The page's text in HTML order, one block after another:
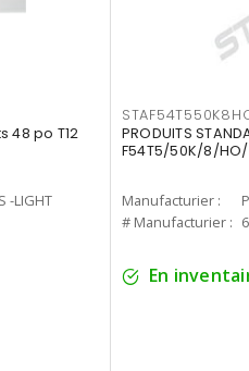
48 po T12
-LIGHT
PRODUITS
F54T5/50K/8/HO/
Manufacturier :
# Manufacturier :
En